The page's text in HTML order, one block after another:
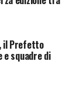
il Prefetto
squadre di